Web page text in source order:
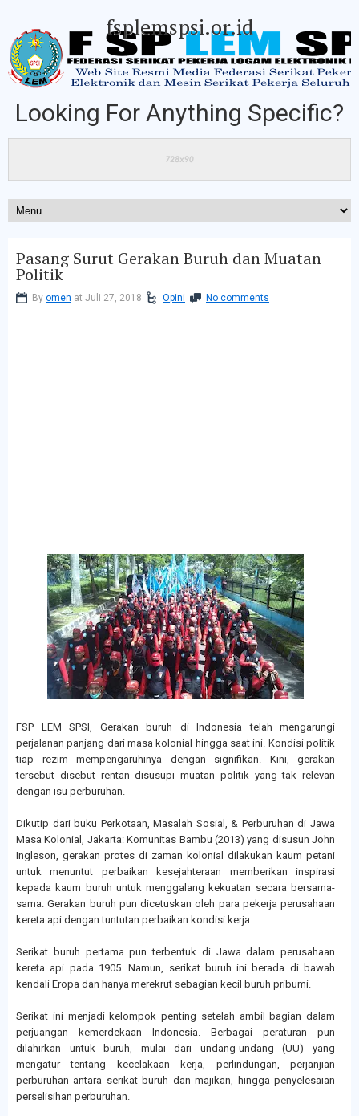
fsplemspsi.or.id
Looking For Anything Specific?
Pasang Surut Gerakan Buruh dan Muatan
Politik
By omen at Juli 27, 2018 Opini No comments
FSP LEM SPSI, Gerakan buruh di Indonesia telah mengarungi
perjalanan panjang dari masa kolonial hingga saat ini. Kondisi politik
tiap rezim mempengaruhinya dengan signifikan. Kini, gerakan
tersebut disebut rentan disusupi muatan politik yang tak relevan
dengan isu perburuhan.
Dikutip dari buku Perkotaan, Masalah Sosial, & Perburuhan di Jawa
Masa Kolonial, Jakarta: Komunitas Bambu (2013) yang disusun John
Ingleson, gerakan protes di zaman kolonial dilakukan kaum petani
untuk menuntut perbaikan kesejahteraan memberikan inspirasi
kepada kaum buruh untuk menggalang kekuatan secara bersama-
sama. Gerakan buruh pun dicetuskan oleh para pekerja perusahaan
kereta api dengan tuntutan perbaikan kondisi kerja.
Serikat buruh pertama pun terbentuk di Jawa dalam perusahaan
kereta api pada 1905. Namun, serikat buruh ini berada di bawah
kendali Eropa dan hanya merekrut sebagian kecil buruh pribumi.
Serikat ini menjadi kelompok penting setelah ambil bagian dalam
perjuangan kemerdekaan Indonesia. Berbagai peraturan pun
dilahirkan untuk buruh, mulai dari undang-undang (UU) yang
mengatur tentang kecelakaan kerja, perlindungan, perjanjian
perburuhan antara serikat buruh dan majikan, hingga penyelesaian
perselisihan perburuhan.